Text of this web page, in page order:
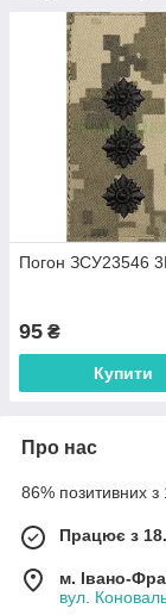
Погон ЗСУ23546
95 ₴
Купити
Про нас
86% позитивних з
Працює з
м. Івано-
вул.